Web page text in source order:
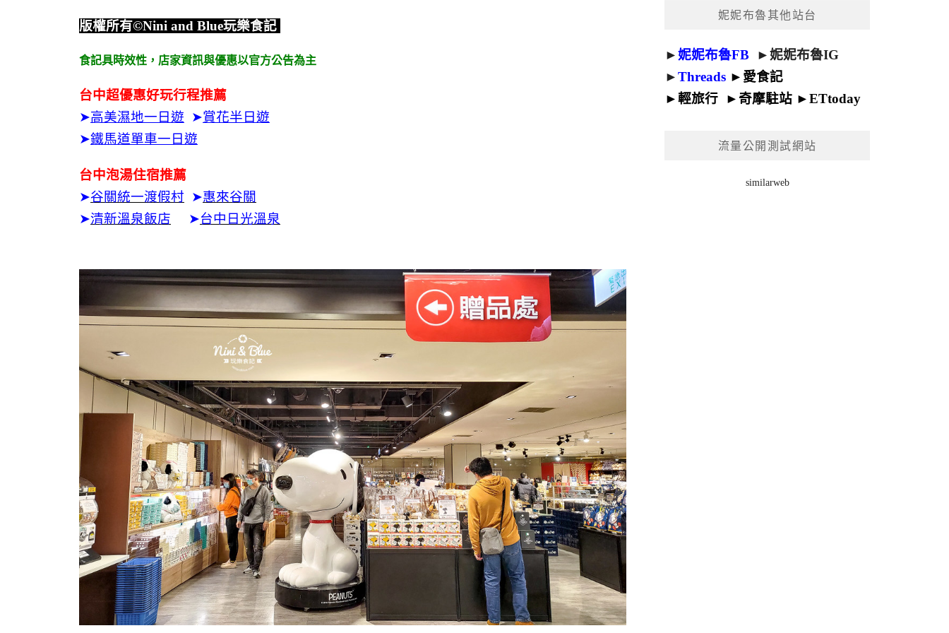
版權所有©Nini and Blue玩樂食記
食記具時效性， 店家資訊與優惠以官方公告為主
台中超優惠好玩行程推薦
➤高美濕地一日遊 ➤賞花半日遊
➤鐵馬道單車一日遊
台中泡湯住宿推薦
➤谷關統一渡假村 ➤惠來谷關
➤清新溫泉飯店 ➤台中日光溫泉
妮妮布魯其他站台
►妮妮布魯FB ►妮妮布魯IG
►Threads ► 愛食記
►輕旅行 ► 奇摩駐站 ►ETtoday
流量公開測試網站
similarweb